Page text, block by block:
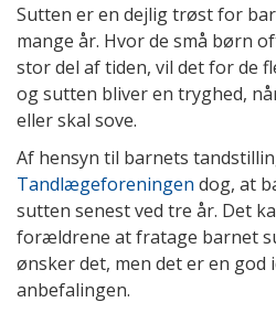
Sutten er en dejlig trøst for
mange år. Hvor de små børn
stor del af tiden, vil det for de
og sutten bliver en tryghed,
eller skal sove.
Af hensyn til barnets
Tandlægeforeningen dog, at
sutten senest ved tre år. Det
forældrene at fratage barnet
ønsker det, men det er en god
anbefalingen.